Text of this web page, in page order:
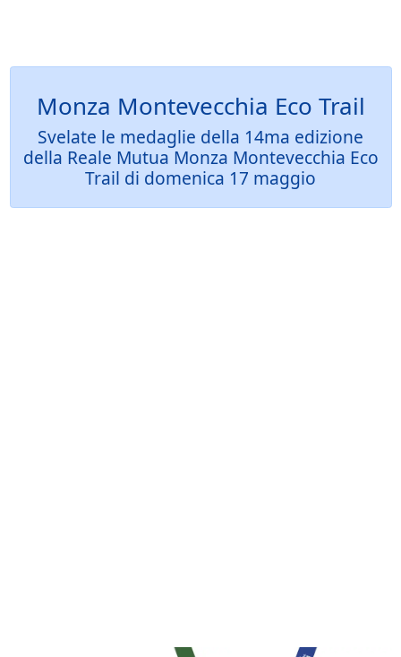
Monza Montevecchia Eco Trail
Svelate le medaglie della 14ma edizione
della Reale Mutua Monza Montevecchia Eco
Trail di domenica 17 maggio